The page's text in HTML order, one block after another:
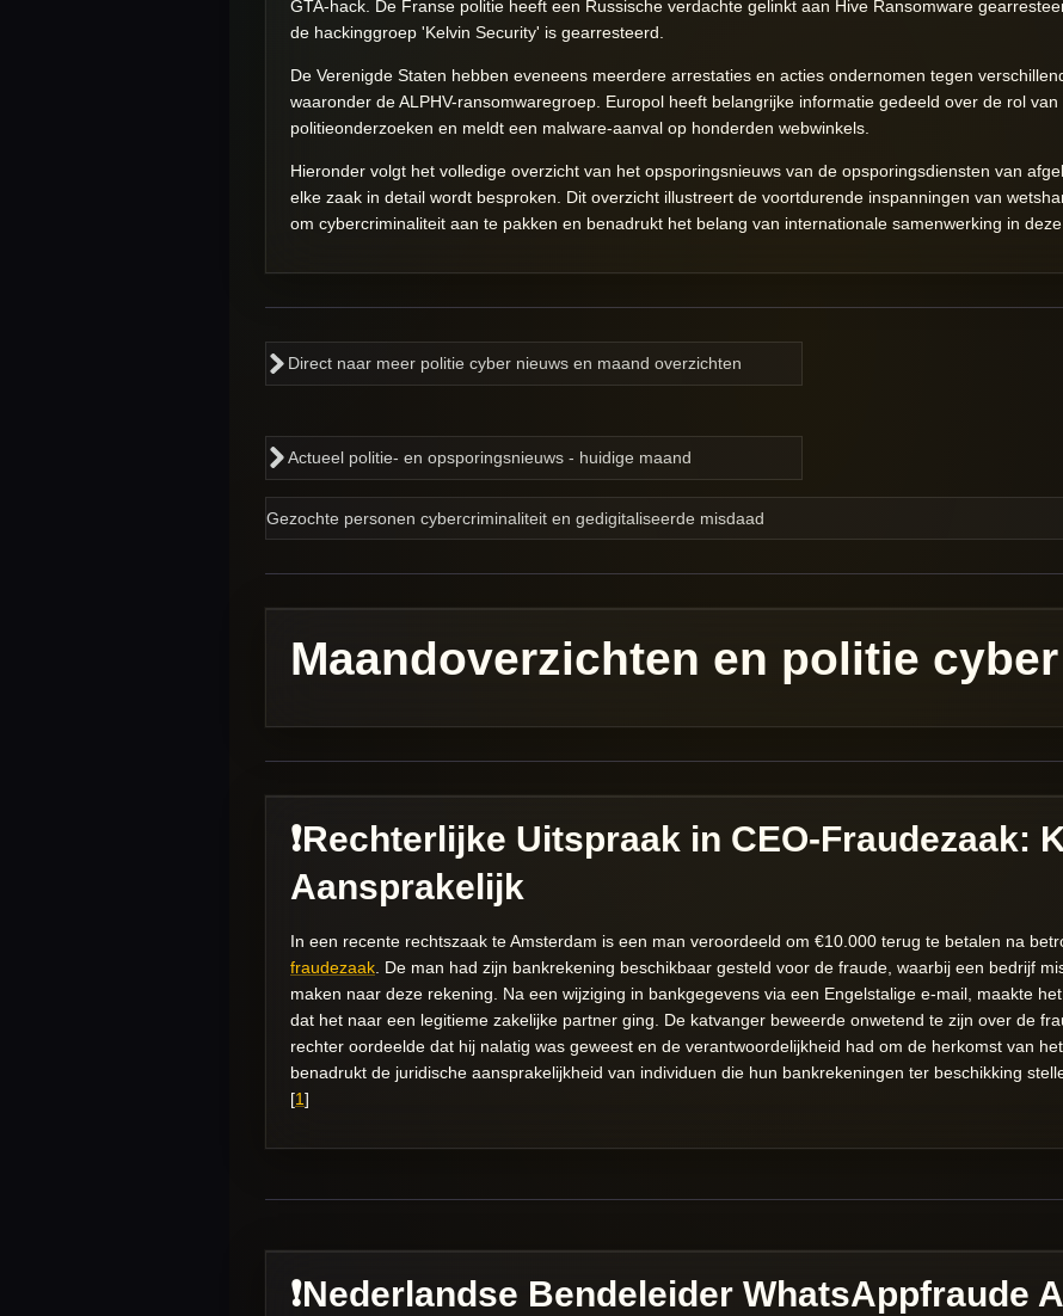
GTA-hack. De Franse politie heeft een Russische verdachte gelinkt aan Hive Ransomware
de hackinggroep 'Kelvin Security' is gearresteerd.
De Verenigde Staten hebben eveneens meerdere arrestaties en acties ondernomen tegen
waaronder de ALPHV-ransomwaregroep. Europol heeft belangrijke informatie gedeeld over de rol
politieonderzoeken en meldt een malware-aanval op honderden webwinkels.
Hieronder volgt het volledige overzicht van het opsporingsnieuws van de opsporingsdiensten van
elke zaak in detail wordt besproken. Dit overzicht illustreert de voortdurende inspanningen van
om cybercriminaliteit aan te pakken en benadrukt het belang van internationale samenwerking in deze
Direct naar meer politie cyber nieuws en maand overzichten
Actueel politie- en opsporingsnieuws - huidige maand
Gezochte personen cybercriminaliteit en gedigitaliseerde misdaad
Maandoverzichten en politie
❗️Rechterlijke Uitspraak in CEO-Fraudezaak:
Aansprakelijk
In een recente rechtszaak te Amsterdam is een man veroordeeld om €10.000 terug te betalen na
fraudezaak. De man had zijn bankrekening beschikbaar gesteld voor de fraude, waarbij een bedrijf
maken naar deze rekening. Na een wijziging in bankgegevens via een Engelstalige e-mail, maakte
dat het naar een legitieme zakelijke partner ging. De katvanger beweerde onwetend te zijn over de
rechter oordeelde dat hij nalatig was geweest en de verantwoordelijkheid had om de herkomst van
benadrukt de juridische aansprakelijkheid van individuen die hun bankrekeningen ter beschikking
[1]
❗️Nederlandse Bendeleider WhatsAppfraude